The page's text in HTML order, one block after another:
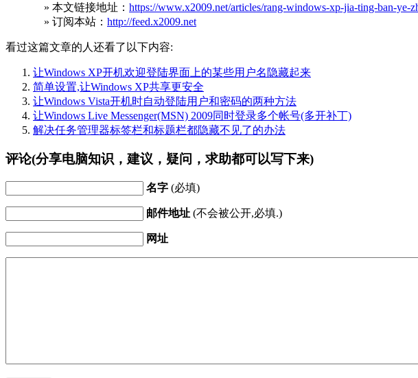
» 本文链接地址： https://www.x2009.net/articles/rang-windows-xp-jia-ting-ban-ye-
» 订阅本站： http://feed.x2009.net
看过这篇文章的人还看了以下内容:
让Windows XP开机欢迎登陆界面上的某些用户名隐藏起来
简单设置,让Windows XP共享更安全
让Windows Vista开机时自动登陆用户和密码的两种方法
让Windows Live Messenger(MSN) 2009同时登录多个帐号(多开补丁)
解决任务管理器标签栏和标题栏都隐藏不见了的办法
评论(分享电脑知识，建议，疑问，求助都可以写下来)
名字 (必填)
邮件地址 (不会被公开,必填.)
网址